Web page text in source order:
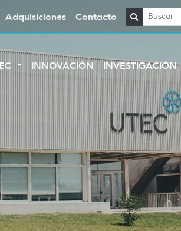
Adquisiciones Contacto
INNOVACIÓN INVESTIGACIÓN